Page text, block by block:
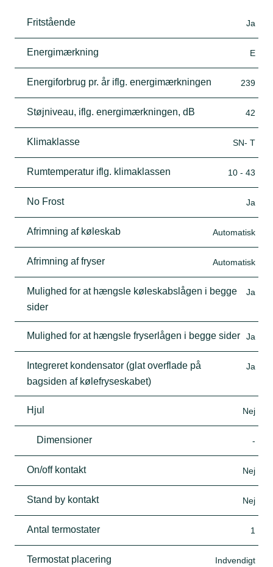
Fritstående Ja
Energimærkning E
Energiforbrug pr. år iflg. energimærkningen 239
Støjniveau, iflg. energimærkningen, dB 42
Klimaklasse SN- T
Rumtemperatur iflg. klimaklassen 10 - 43
No Frost Ja
Afrimning af køleskab Automatisk
Afrimning af fryser Automatisk
Mulighed for at hængsle køleskabslågen i begge
sider
Ja
Mulighed for at hængsle fryserlågen i begge sider Ja
Integreret kondensator (glat overflade på
bagsiden af kølefryseskabet)
Ja
Hjul Nej
Dimensioner -
On/off kontakt Nej
Stand by kontakt Nej
Antal termostater 1
Termostat placering Indvendigt